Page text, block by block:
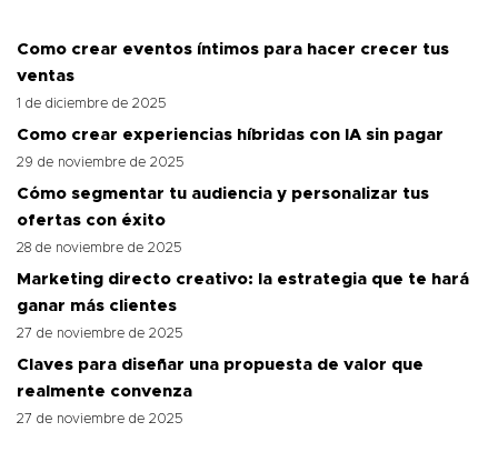
Como crear eventos íntimos para hacer crecer tus
ventas
1 de diciembre de 2025
Como crear experiencias híbridas con IA sin pagar
29 de noviembre de 2025
Cómo segmentar tu audiencia y personalizar tus
ofertas con éxito
28 de noviembre de 2025
Marketing directo creativo: la estrategia que te hará
ganar más clientes
27 de noviembre de 2025
Claves para diseñar una propuesta de valor que
realmente convenza
27 de noviembre de 2025